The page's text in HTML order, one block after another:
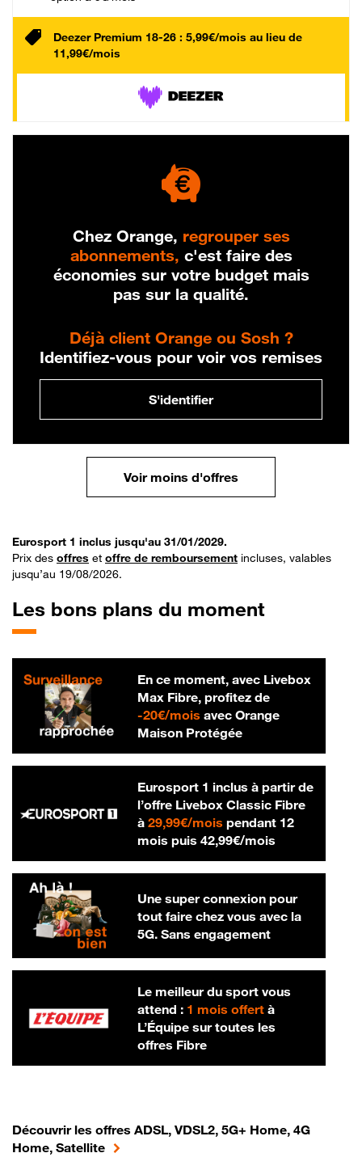
Deezer Premium 18-26 : 5,99€/mois au lieu de
11,99€/mois
Chez Orange, regrouper ses
abonnements, c'est faire des
économies sur votre budget mais
pas sur la qualité.
Déjà client Orange ou Sosh ?
Identifiez-vous pour voir vos remises
S'identifier
Voir moins d'offres
Eurosport 1 inclus jusqu'au 31/01/2029.
Prix des offres et offre de remboursement incluses, valables
jusqu’au 19/08/2026.
Les bons plans du moment
En ce moment, avec Livebox
Max Fibre, profitez de
-20€/mois20 € par mois
avec Orange
Maison Protégée
Eurosport 1 inclus à partir de
l’offre Livebox Classic Fibre
à 29,99€/mois29,99 € par mois
pendant 12
mois puis 42,99€/mois42,99 € par
Une super connexion pour
tout faire chez vous avec la
5G. Sans engagement
Le meilleur du sport vous
attend : 1 mois offertà
L’Équipe sur toutes les
offres Fibre
Découvrir les offres ADSL, VDSL2, 5G+ Home, 4G
Home, Satellite